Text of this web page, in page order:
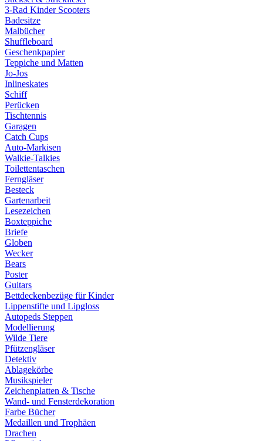
3-Rad Kinder Scooters
Badesitze
Malbücher
Shuffleboard
Geschenkpapier
Teppiche und Matten
Jo-Jos
Inlineskates
Schiff
Perücken
Tischtennis
Garagen
Catch Cups
Auto-Markisen
Walkie-Talkies
Toilettentaschen
Ferngläser
Besteck
Gartenarbeit
Lesezeichen
Boxteppiche
Briefe
Globen
Wecker
Bears
Poster
Guitars
Bettdeckenbezüge für Kinder
Lippenstifte und Lipgloss
Autopeds Steppen
Modellierung
Wilde Tiere
Pfützengläser
Detektiv
Ablagekörbe
Musikspieler
Zeichenplatten & Tische
Wand- und Fensterdekoration
Farbe Bücher
Medaillen und Trophäen
Drachen